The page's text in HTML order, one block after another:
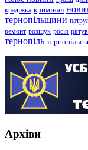
крадіжка кримінал
тернопільщини
ремонт розшук росія
тернопіль
Архіви